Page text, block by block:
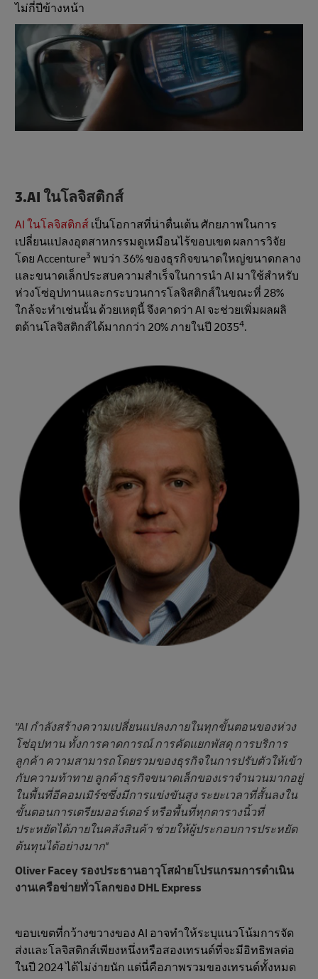
ไม่กี่ปีข้างหน้า
3.AI ในโลจิสติกส์
AI ในโลจิสติกส์ เป็นโอกาสที่น่าตื่นเต้น ศักยภาพในการ
เปลี่ยนแปลงอุตสาหกรรมดูเหมือนไร้ขอบเขต ผลการวิจัย
โดย Accenture3 พบว่า 36% ของธุรกิจขนาดใหญ่ขนาดกลาง
และขนาดเล็กประสบความสําเร็จในการนํา AI มาใช้สําหรับ
ห่วงโซ่อุปทานและกระบวนการโลจิสติกส์ในขณะที่ 28%
ใกล้จะทําเช่นนั้น ด้วยเหตุนี้ จึงคาดว่า AI จะช่วยเพิ่มผลผลิ
ตด้านโลจิสติกส์ได้มากกว่า 20% ภายในปี 20354.
"AI กําลังสร้างความเปลี่ยนแปลงภายในทุกขั้นตอนของห่วง
โซ่อุปทาน ทั้งการคาดการณ์ การคัดแยกพัสดุ การบริการ
ลูกค้า ความสามารถโดยรวมของธุรกิจในการปรับตัวให้เข้า
กับความท้าทาย ลูกค้าธุรกิจขนาดเล็กของเราจํานวนมากอยู่
ในพื้นที่อีคอมเมิร์ซซึ่งมีการแข่งขันสูง ระยะเวลาที่สั้นลงใน
ขั้นตอนการเตรียมออร์เดอร์ หรือพื้นที่ทุกตารางนิ้วที่
ประหยัดได้ภายในคลังสินค้า ช่วยให้ผู้ประกอบการประหยัด
ต้นทุนได้อย่างมาก''
Oliver Facey รองประธานอาวุโสฝ่ายโปรแกรมการดําเนิน
งานเครือข่ายทั่วโลกของ DHL Express
ขอบเขตที่กว้างขวางของ AI อาจทําให้ระบุแนวโน้มการจัด
ส่งและโลจิสติกส์เพียงหนึ่งหรือสองเทรนด์ที่จะมีอิทธิพลต่อ
ในปี 2024 ได้ไม่ง่ายนัก แต่นี่คือภาพรวมของเทรนด์ทั้งหมด